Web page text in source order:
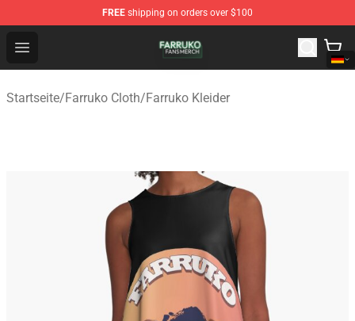
FREE shipping on orders over $100
Open menu
Farruko Shop - Official Farruko Merchandise Store
Startseite/Farruko Cloth/Farruko Kleider